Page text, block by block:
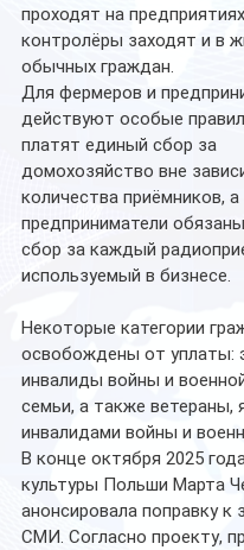
проходят на
контролёры заходят и в
обычных граждан.
Для фермеров и
действуют особые
платят единый сбор за
домохозяйство вне
количества приёмников, а
предприниматели
сбор за каждый
используемый в бизнесе.
Некоторые категории
освобождены от уплаты:
инвалиды войны и
семьи, а также ветераны,
инвалидами войны и
В конце октября 2025
культуры Польши Марта
анонсировала поправку к
СМИ. Согласно проекту,